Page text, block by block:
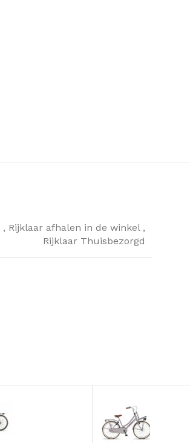
, Rijklaar afhalen in de winkel ,
Rijklaar Thuisbezorgd